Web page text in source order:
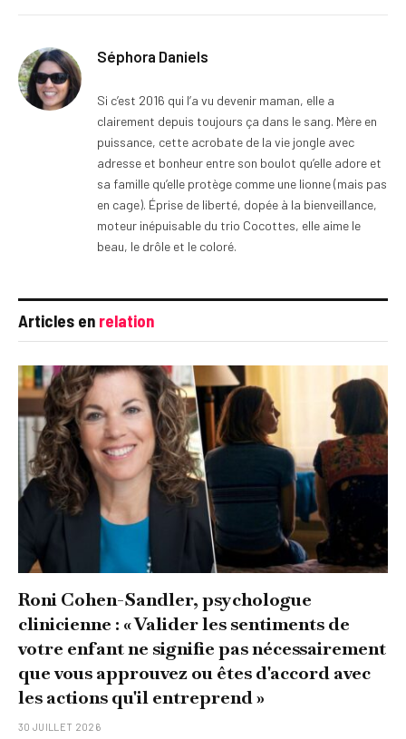
Séphora Daniels
Si c’est 2016 qui l’a vu devenir maman, elle a
clairement depuis toujours ça dans le sang. Mère en
puissance, cette acrobate de la vie jongle avec
adresse et bonheur entre son boulot qu’elle adore et
sa famille qu’elle protège comme une lionne (mais pas
en cage). Éprise de liberté, dopée à la bienveillance,
moteur inépuisable du trio Cocottes, elle aime le
beau, le drôle et le coloré.
Articles en relation
Roni Cohen-Sandler, psychologue
clinicienne : « Valider les sentiments de
votre enfant ne signifie pas nécessairement
que vous approuvez ou êtes d'accord avec
les actions qu'il entreprend »
30 JUILLET 2026